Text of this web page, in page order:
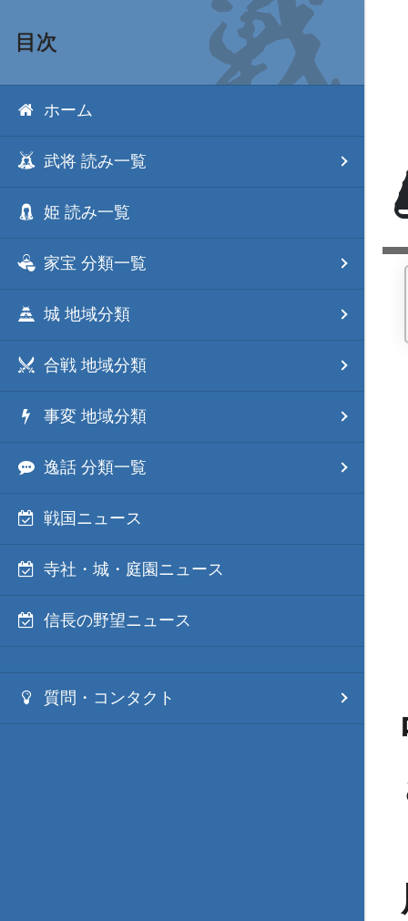
目次
ホーム
武将 読み一覧
姫 読み一覧
家宝 分類一覧
城 地域分類
合戦 地域分類
事変 地域分類
逸話 分類一覧
戦国ニュース
寺社・城・庭園ニュース
信長の野望ニュース
質問・コンタクト